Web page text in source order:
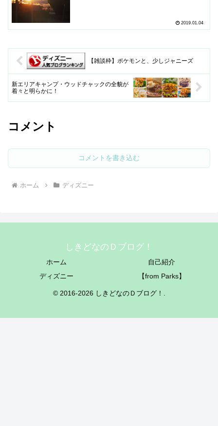
2019.01.04
【雑談枠】ポケモンと、少しジャニーズ
新エリアキャンプ・ウッドチャックの全貌が
着々と明らかに！
コメント
コメントを書き込む
ホーム ディズニー
しきどなのＤブログ！
ホーム
自己紹介
ディズニー
【from Parks】
© 2016-2026 しきどなのＤブログ！.